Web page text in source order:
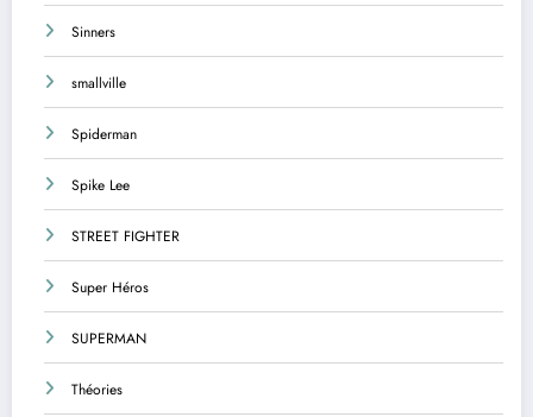
Sinners
smallville
Spiderman
Spike Lee
STREET FIGHTER
Super Héros
SUPERMAN
Théories